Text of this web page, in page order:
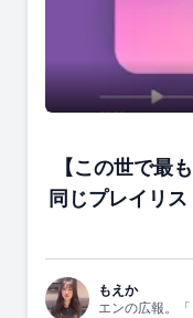
【この世で最も
【この世で最
同じプレイリ
もえか
エンの広報。